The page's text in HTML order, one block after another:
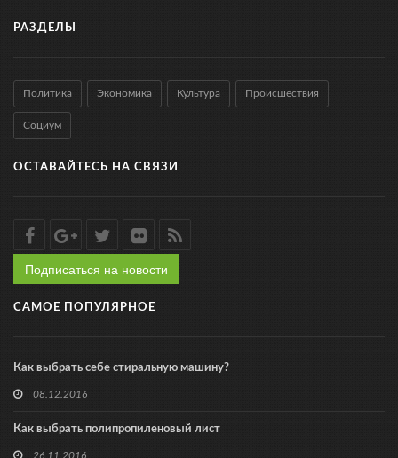
РАЗДЕЛЫ
Политика Экономика Культура Происшествия
Социум
ОСТАВАЙТЕСЬ НА СВЯЗИ
Подписаться на новости
САМОЕ ПОПУЛЯРНОЕ
Как выбрать себе стиральную машину?
08.12.2016
Как выбрать полипропиленовый лист
26.11.2016